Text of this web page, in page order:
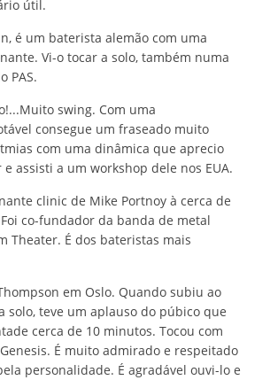
útil.
é um baterista alemão com uma
Vi-o tocar a solo, também numa
PAS.
swing. Com uma
consegue um fraseado muito
com uma dinâmica que aprecio
e assisti a um workshop dele nos EUA.
clinic de Mike Portnoy à cerca de
co-fundador da banda de metal
Theater. É dos bateristas mais
em Oslo. Quando subiu ao
solo, teve um aplauso do púbico que
cerca de 10 minutos. Tocou com
É muito admirado e respeitado
personalidade. É agradável ouvi-lo e